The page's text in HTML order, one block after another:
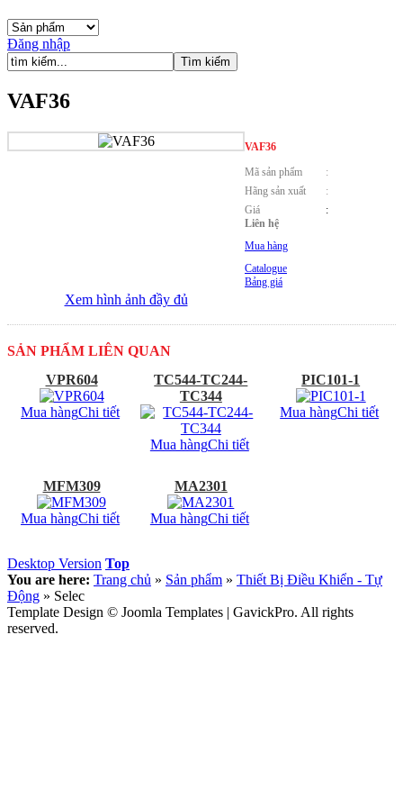
Đăng nhập
VAF36
VAF36
Mã sản phẩm
:
Hãng sản xuất
:
Giá
:
Liên hệ
Mua hàng
Catalogue
Bảng giá
Xem hình ảnh đầy đủ
SẢN PHẨM LIÊN QUAN
VPR604
Mua hàngChi tiết
TC544-TC244-
TC344
Mua hàngChi tiết
PIC101-1
Mua hàngChi tiết
MFM309
Mua hàngChi tiết
MA2301
Mua hàngChi tiết
Desktop Version Top
You are here: Trang chủ » Sản phẩm » Thiết Bị Điều Khiển - Tự
Động » Selec
Template Design © Joomla Templates | GavickPro. All rights
reserved.